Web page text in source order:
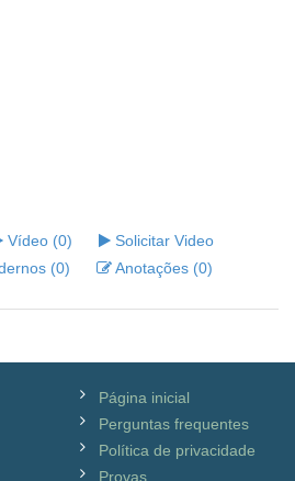
Vídeo (0)
Solicitar Video
(0)
Anotações (0)
Página inicial
Perguntas frequentes
Política de privacidade
Provas